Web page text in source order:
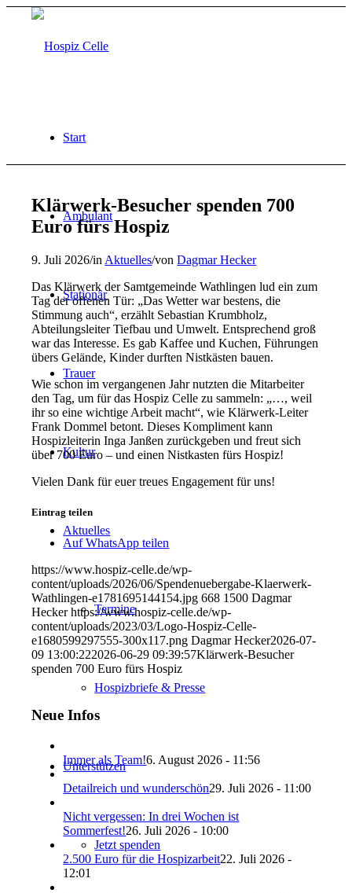
Start
Ambulant
Stationär
Trauer
Kultur
Aktuelles
Termine
Hospizbriefe & Presse
Unterstützen
Jetzt spenden
Klärwerk-Besucher spenden 700
Euro fürs Hospiz
9. Juli 2026/in Aktuelles/vonDagmar Hecker
Das Klärwerk der Samtgemeinde Wathlingen lud ein zum
Tag der offenen Tür: „Das Wetter war bestens, die
Stimmung auch“, erzählt Sebastian Krumbholz,
Abteilungsleiter Tiefbau und Umwelt. Entsprechend groß
war das Interesse. Es gab Kaffee und Kuchen, Führungen
übers Gelände, Kinder durften Nistkästen bauen.
Wie schon im vergangenen Jahr nutzten die Mitarbeiter
den Tag, um für das Hospiz Celle zu sammeln: „…, weil
ihr so eine wichtige Arbeit macht“, wie Klärwerk-Leiter
Frank Dommel betont. Dieses Kompliment kann
Hospizleiterin Inga Janßen zurückgeben und freut sich
über 700 Euro – und einen Nistkasten fürs Hospiz!
Vielen Dank für euer treues Engagement für uns!
Eintrag teilen
Auf WhatsApp teilen
https://www.hospiz-celle.de/wp-
content/uploads/2026/06/Spendenuebergabe-Klaerwerk-
Wathlingen-e1781695144154.jpg 668 1500 Dagmar
Hecker https://www.hospiz-celle.de/wp-
content/uploads/2023/03/Logo-Hospiz-Celle-
e1680599297555-300x117.png Dagmar Hecker2026-07-
09 13:00:222026-06-29 09:39:57Klärwerk-Besucher
spenden 700 Euro fürs Hospiz
Neue Infos
Immer als Team!6. August 2026 - 11:56
Detailreich und wunderschön29. Juli 2026 - 11:00
Nicht vergessen: In drei Wochen ist
Sommerfest!26. Juli 2026 - 10:00
2.500 Euro für die Hospizarbeit22. Juli 2026 -
12:01